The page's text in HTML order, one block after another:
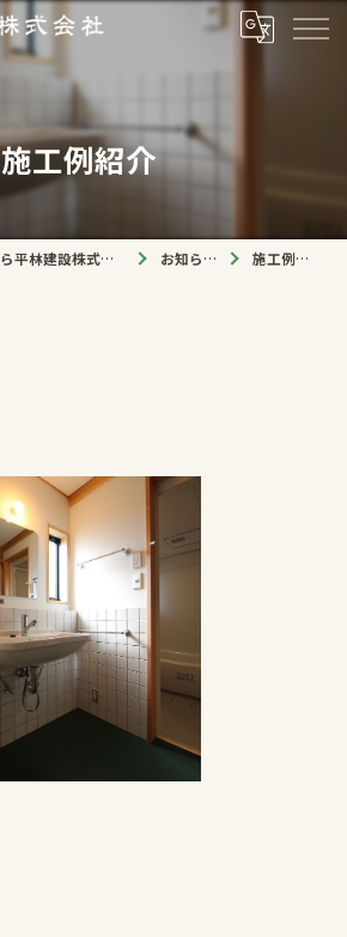
施工例紹介
大多喜町の工務店なら平林建設株式会社 お知らせ 施工例紹介